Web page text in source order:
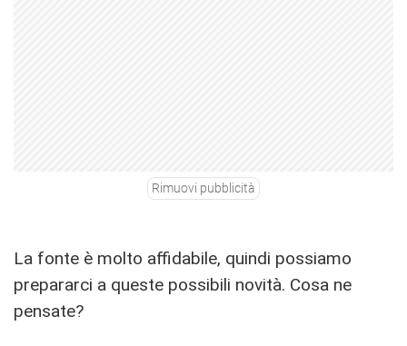
Rimuovi pubblicità
La fonte è molto affidabile, quindi possiamo
prepararci a queste possibili novità. Cosa ne
pensate?